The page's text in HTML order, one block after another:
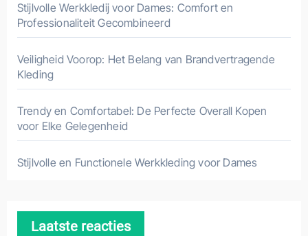
Stijlvolle Werkkledij voor Dames: Comfort en
Professionaliteit Gecombineerd
Veiligheid Voorop: Het Belang van Brandvertragende
Kleding
Trendy en Comfortabel: De Perfecte Overall Kopen
voor Elke Gelegenheid
Stijlvolle en Functionele Werkkleding voor Dames
Laatste reacties